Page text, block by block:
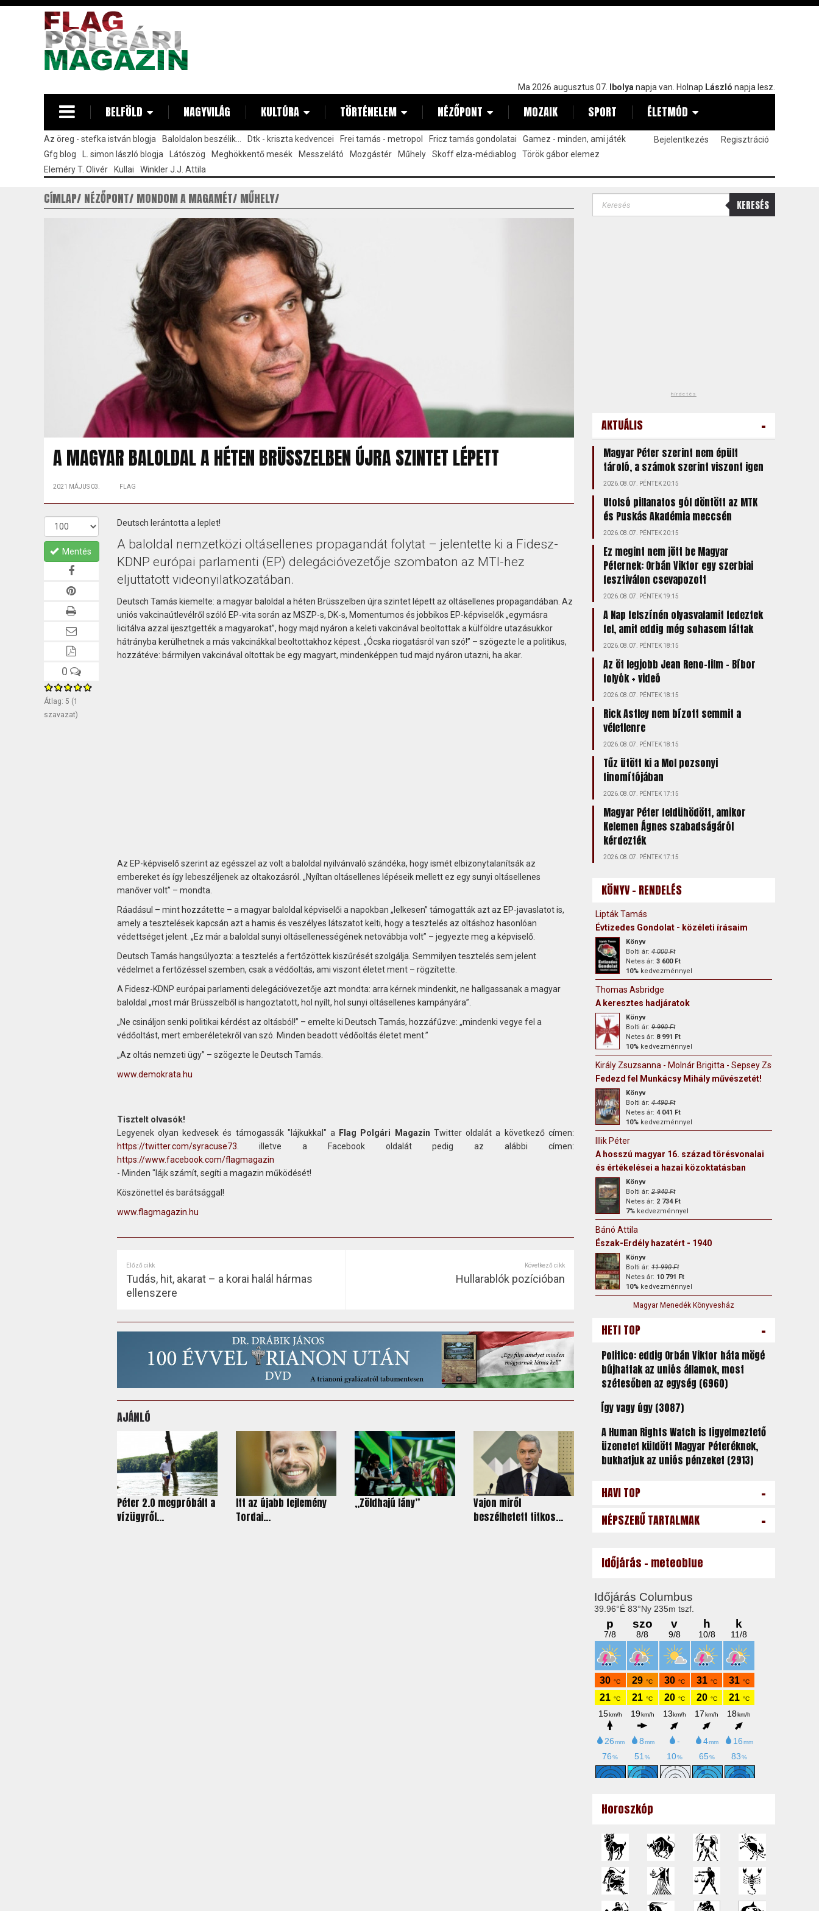
Ma 2026 augusztus 07. Ibolya napja van. Holnap László napja lesz.
BELFÖLD NAGYVILÁG KULTÚRA TÖRTÉNELEM NÉZŐPONT MOZAIK SPORT ÉLETMÓD
Az öreg - stefka istván blogja Baloldalon beszélik... Dtk - kriszta kedvencei Frei tamás - metropol Fricz tamás gondolatai
Gamez - minden, ami játék
Gfg blog
L. simon lászló blogja Látószög Meghökkentő mesék Messzelátó Mozgástér Műhely Skoff elza-médiablog
Török gábor elemez
Eleméry T. Olivér
Kullai Winkler J.J. Attila
Bejelentkezés Regisztráció
CÍMLAP NÉZŐPONT MONDOM A MAGAMÉT MŰHELY
A MAGYAR BALOLDAL A HÉTEN BRÜSSZELBEN ÚJRA SZINTET LÉPETT
2021 MÁJUS 03. FLAG
Mentés
0
Átlag: 5 (1
szavazat)
Deutsch lerántotta a leplet!
A baloldal nemzetközi oltásellenes propagandát folytat – jelentette ki a Fidesz-
KDNP európai parlamenti (EP) delegációvezetője szombaton az MTI-hez
eljuttatott videonyilatkozatában.
Deutsch Tamás kiemelte: a magyar baloldal a héten Brüsszelben újra szintet lépett az oltásellenes propagandában. Az
uniós vakcinaútlevélről szóló EP-vita során az MSZP-s, DK-s, Momentumos és jobbikos EP-képviselők „egymásra
licitálva azzal ijesztgették a magyarokat”, hogy majd nyáron a keleti vakcinával beoltottak a külföldre utazásukkor
hátrányba kerülhetnek a más vakcinákkal beoltottakhoz képest. „Ócska riogatásról van szó!” – szögezte le a politikus,
hozzátéve: bármilyen vakcinával oltottak be egy magyart, mindenképpen tud majd nyáron utazni, ha akar.
Az EP-képviselő szerint az egésszel az volt a baloldal nyilvánvaló szándéka, hogy ismét elbizonytalanítsák az
embereket és így lebeszéljenek az oltakozásról. „Nyíltan oltásellenes lépéseik mellett ez egy sunyi oltásellenes
manőver volt” – mondta.
Ráadásul – mint hozzátette – a magyar baloldal képviselői a napokban „lelkesen” támogatták azt az EP-javaslatot is,
amely a tesztelések kapcsán azt a hamis és veszélyes látszatot kelti, hogy a tesztelés az oltáshoz hasonlóan
védettséget jelent. „Ez már a baloldal sunyi oltásellenességének netovábbja volt” – jegyezte meg a képviselő.
Deutsch Tamás hangsúlyozta: a tesztelés a fertőzöttek kiszűrését szolgálja. Semmilyen tesztelés sem jelent
védelmet a fertőzéssel szemben, csak a védőoltás, ami viszont életet ment – rögzítette.
A Fidesz-KDNP európai parlamenti delegációvezetője azt mondta: arra kérnek mindenkit, ne hallgassanak a magyar
baloldal „most már Brüsszelből is hangoztatott, hol nyílt, hol sunyi oltásellenes kampányára”.
„Ne csináljon senki politikai kérdést az oltásból!” – emelte ki Deutsch Tamás, hozzáfűzve: „mindenki vegye fel a
védőoltást, mert emberéletekről van szó. Minden beadott védőoltás életet ment.”
„Az oltás nemzeti ügy” – szögezte le Deutsch Tamás.
www.demokrata.hu
Tisztelt olvasók!
Legyenek olyan kedvesek és támogassák "lájkukkal" a
Flag Polgári Magazin Twitter oldalát a következő címen:
https://twitter.com/syracuse73 . illetve a Facebook oldalát pedig az alábbi címen:
https://www.facebook.com/flagmagazin
- Minden "lájk számít, segíti a magazin működését!
Köszönettel és barátsággal!
www.flagmagazin.hu
Előző cikk
Tudás, hit, akarat – a korai halál hármas
ellenszere
Következő cikk
Hullarablók pozícióban
AJÁNLÓ
Péter 2.0 megpróbált a
vízügyről...
Itt az újabb fejlemény
Tordai...
„Zöldhajú lány”
Vajon miről
beszélhetett titkos...
KERESÉS
hirdetés
AKTUÁLIS -
Magyar Péter szerint nem épült
tároló, a számok szerint viszont igen
2026.08.07. PÉNTEK 20:15
Utolsó pillanatos gól döntött az MTK
és Puskás Akadémia meccsén
2026.08.07. PÉNTEK 20:15
Ez megint nem jött be Magyar
Péternek: Orbán Viktor egy szerbiai
fesztiválon csevapozott
2026.08.07. PÉNTEK 19:15
A Nap felszínén olyasvalamit fedeztek
fel, amit eddig még sohasem láttak
2026.08.07. PÉNTEK 18:15
Az öt legjobb Jean Reno-film – Bíbor
folyók + videó
2026.08.07. PÉNTEK 18:15
Rick Astley nem bízott semmit a
véletlenre
2026.08.07. PÉNTEK 18:15
Tűz ütött ki a Mol pozsonyi
finomítójában
2026.08.07. PÉNTEK 17:15
Magyar Péter feldühödött, amikor
Kelemen Ágnes szabadságáról
kérdezték
2026.08.07. PÉNTEK 17:15
KÖNYV - RENDELÉS
Lipták Tamás
Évtizedes Gondolat - közéleti írásaim
Könyv
Bolti ár:4 000 Ft
Netes ár: 3 600 Ft
10%kedvezménnyel
Thomas Asbridge
A keresztes hadjáratok
Könyv
Bolti ár:9 990 Ft
Netes ár: 8 991 Ft
10%kedvezménnyel
Király Zsuzsanna - Molnár Brigitta - Sepsey Zsófia
Fedezd fel Munkácsy Mihály művészetét!
Könyv
Bolti ár:4 490 Ft
Netes ár: 4 041 Ft
10%kedvezménnyel
Illik Péter
A hosszú magyar 16. század törésvonalai
és értékelései a hazai közoktatásban
Könyv
Bolti ár:2 940 Ft
Netes ár: 2 734 Ft
7%kedvezménnyel
Bánó Attila
Észak-Erdély hazatért - 1940
Könyv
Bolti ár:11 990 Ft
Netes ár: 10 791 Ft
10%kedvezménnyel
Magyar Menedék Könyvesház
HETI TOP -
Politico: eddig Orbán Viktor háta mögé
bújhattak az uniós államok, most
szétesőben az egység (6960)
Így vagy úgy (3087)
A Human Rights Watch is figyelmeztető
üzenetet küldött Magyar Péteréknek,
bukhatjuk az uniós pénzeket (2913)
HAVI TOP -
NÉPSZERŰ TARTALMAK -
Időjárás - meteoblue
Horoszkóp